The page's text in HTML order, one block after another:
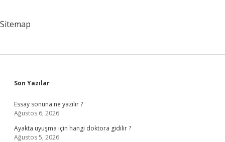
Sitemap
Sidebar
Son Yazılar
Essay sonuna ne yazılır ?
Ağustos 6, 2026
Ayakta uyuşma için hangi doktora gidilir ?
Ağustos 5, 2026